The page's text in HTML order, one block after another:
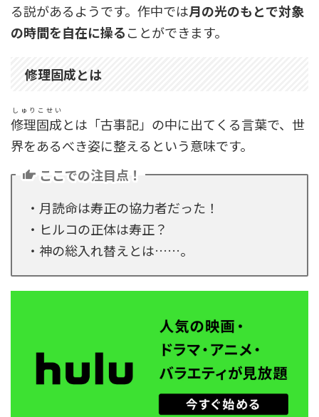
る説があるようです。作中では月の光のもとで対象
の時間を自在に操ることができます。
修理固成とは
修理固成
しゅりこせい
とは「古事記」の中に出てくる言葉で、世
界をあるべき姿に整えるという意味です。
ここでの注目点！
・月読命は寿正の協力者だった！
・ヒルコの正体は寿正？
・神の総入れ替えとは……。